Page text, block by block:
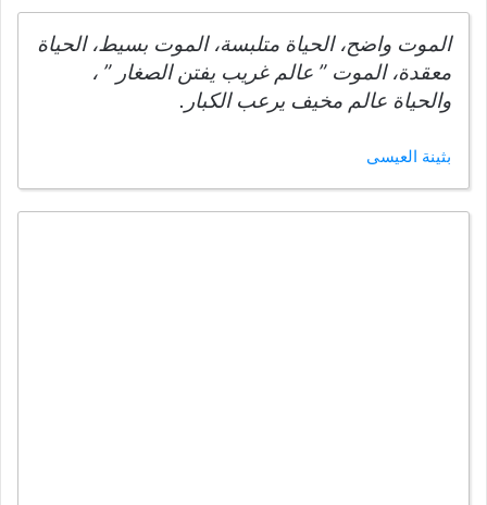
الموت واضح، الحياة متلبسة، الموت بسيط، الحياة
معقدة، الموت ” عالم غريب يفتن الصغار ” ،
والحياة عالم مخيف يرعب الكبار.
بثينة العيسى